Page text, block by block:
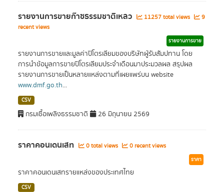
รายงานการขายก๊าซธรรมชาติเหลว 11257 total views
9
recent views
รายงานการขาย
รายงานการขายและมูลค่าปิโตรเลียมของบริษัทผู้รับสัมปทาน โดย
การนำข้อมูลการขายปิโตรเลียมประจำเดือนมาประมวลผล สรุปผล
รายงานการขายเป็นหลายแหล่งตามที่เผยแพร่บน website
www.dmf.go.th...
CSV
กรมเชื้อเพลิงธรรมชาติ 26 มิถุนายน 2569
ราคาคอนเดนเสท 0 total views 0 recent views
ราคา
ราคาคอนเดนเสทรายแหล่งของประเทศไทย
CSV